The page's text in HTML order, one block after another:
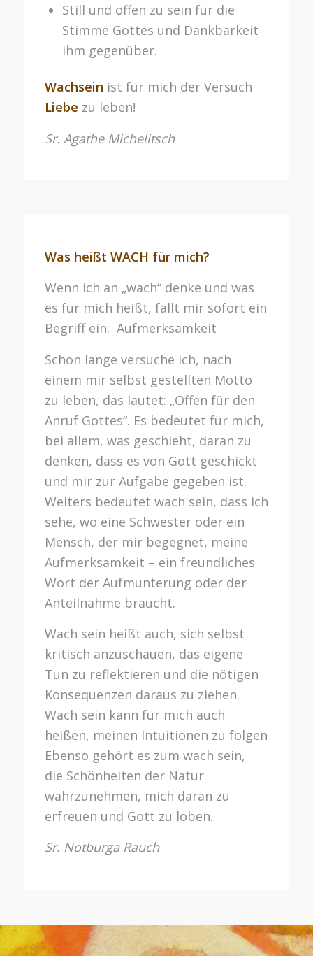
Still und offen zu sein für die
Stimme Gottes und Dankbarkeit
ihm gegenüber.
Wachsein ist für mich der Versuch
Liebe zu leben!
Sr. Agathe Michelitsch
Was heißt WACH für mich?
Wenn ich an „wach“ denke und was
es für mich heißt, fällt mir sofort ein
Begriff ein: Aufmerksamkeit
Schon lange versuche ich, nach
einem mir selbst gestellten Motto
zu leben, das lautet: „Offen für den
Anruf Gottes“. Es bedeutet für mich,
bei allem, was geschieht, daran zu
denken, dass es von Gott geschickt
und mir zur Aufgabe gegeben ist.
Weiters bedeutet wach sein, dass ich
sehe, wo eine Schwester oder ein
Mensch, der mir begegnet, meine
Aufmerksamkeit – ein freundliches
Wort der Aufmunterung oder der
Anteilnahme braucht.
Wach sein heißt auch, sich selbst
kritisch anzuschauen, das eigene
Tun zu reflektieren und die nötigen
Konsequenzen daraus zu ziehen.
Wach sein kann für mich auch
heißen, meinen Intuitionen zu folgen
Ebenso gehört es zum wach sein,
die Schönheiten der Natur
wahrzunehmen, mich daran zu
erfreuen und Gott zu loben.
Sr. Notburga Rauch